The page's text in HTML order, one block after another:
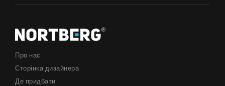
Про нас
Сторінка дизайнера
Де придбати